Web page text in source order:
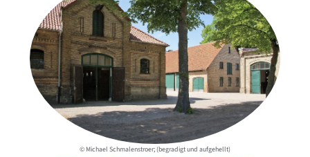
© Michael Schmalenstroer; (begradigt und aufgehellt)